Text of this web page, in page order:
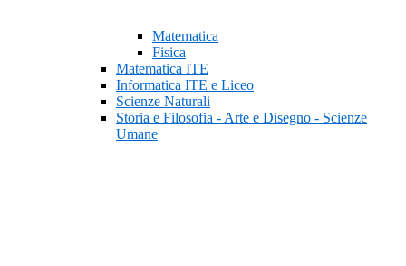
Matematica
Fisica
Matematica ITE
Informatica ITE e Liceo
Scienze Naturali
Storia e Filosofia - Arte e Disegno - Scienze
Umane